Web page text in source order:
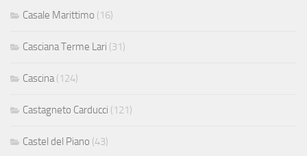
Casale Marittimo (16)
Casciana Terme Lari (31)
Cascina (124)
Castagneto Carducci (121)
Castel del Piano (43)